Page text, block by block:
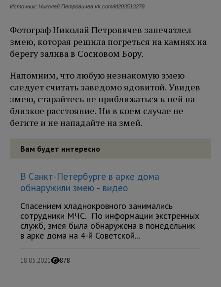
Источник: Николай Петровичев vk.com/id203513278
Фотограф Николай Петровичев запечатлел
змею, которая решила погреться на камнях на
берегу залива в Сосновом Бору.
Напомним, что любую незнакомую змею
следует считать заведомо ядовитой. Увидев
змею, старайтесь не приближаться к ней на
близкое расстояние. Ни в коем случае не
бегите и не нападайте на змей.
Вам будет интересно
В Санкт-Петербурге в арке дома
обнаружили змею - видео
Спасением хладнокровного занимались
сотрудники МЧС. По информации экстренных
служб, змея была обнаружена в понедельник
в арке дома на 4-й Советской...
18.05.2021 878